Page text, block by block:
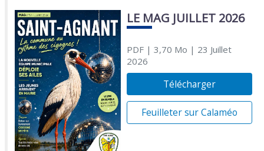
LE MAG JUILLET 2026
PDF| 3,70 Mo | 23 Juillet
2026
Télécharger
Feuilleter sur Calaméo